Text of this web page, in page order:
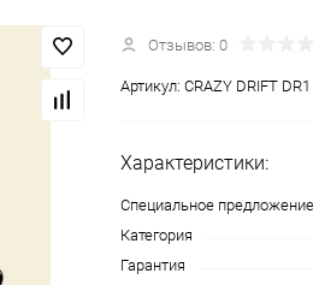
Отзывов: 0
Артикул: CRAZY DRIFT DR1
Характеристики:
Специальное предложение
Категория
Гарантия